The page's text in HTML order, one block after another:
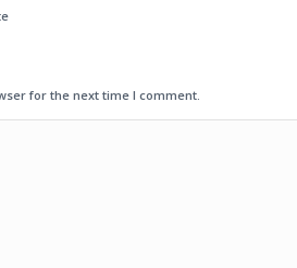
for the next time I comment.